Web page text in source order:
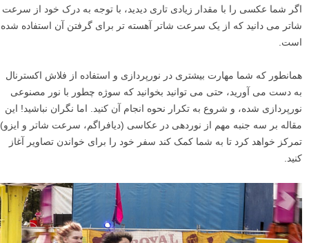
اگر شما عکسی را با مقدار زیادی تاری دیدید، با توجه به درک خود از سرعت
شاتر می دانید که از یک سرعت شاتر آهسته تر برای گرفتن آن استفاده شده
است.
همانطور که شما مهارت بیشتری در نورپردازی و استفاده از فلاش اکسترنال
به دست می آورید، حتی می توانید بخوانید که سوژه چطور با نور مصنوعی
نورپردازی شده، و شروع به تکرار نحوه انجام آن کنید. اما نگران نباشید! این
مقاله بر سه جنبه مهم از نوردهی در عکاسی (دیافراگم، سرعت شاتر و ایزو)
تمرکز خواهد کرد تا به شما کمک کند سفر خود را برای خواندن تصاویر آغاز
کنید.